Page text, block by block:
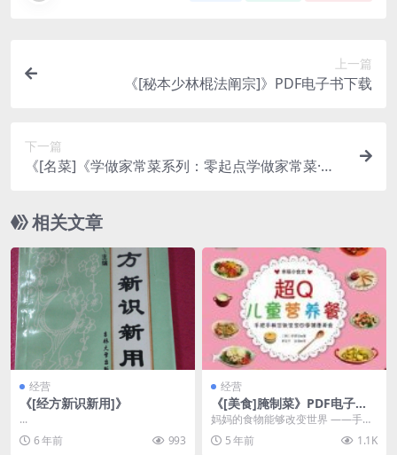
上一篇
《[秘本少林棍法阐宗]》PDF电子书下载
下一篇
《[名菜]《学做家常菜系列：零起点学做家常菜·彩
相关文章
经营
《[经方新识新用]》
...
6 年前
993
经营
《[美食]腌制菜》PDF电子书
下载
妈妈的食物能够改变世界 ——手把
手教您做宝宝四季健康美食 Spring
万物复苏...
5 年前 1.1K